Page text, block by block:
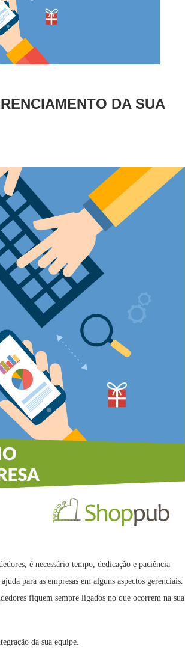
DA SUA
é necessário tempo, dedicação e paciência
para as empresas em alguns aspectos gerenciais.
fiquem sempre ligados no que ocorrem na sua
da sua equipe.